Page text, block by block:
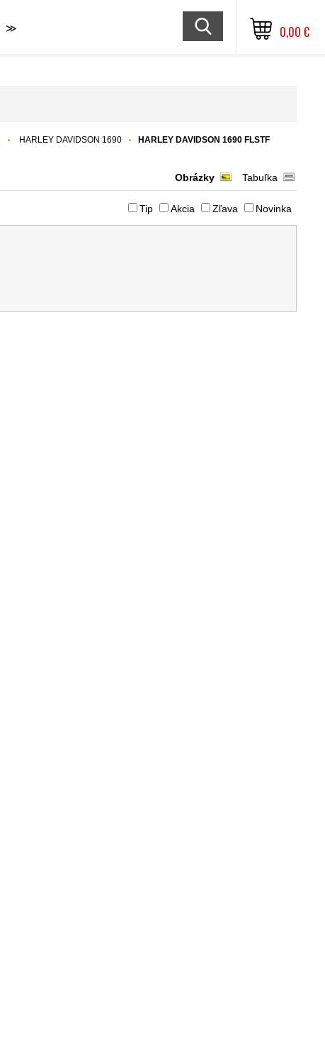
≫ 0,00 €
HARLEY DAVIDSON 1690 HARLEY DAVIDSON 1690 FLSTF
Obrázky Tabuľka
Tip Akcia Zľava Novinka